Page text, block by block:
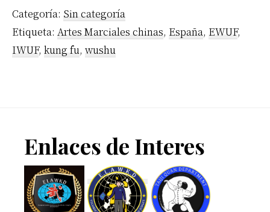
Categoría: Sin categoría
Etiqueta: Artes Marciales chinas, España, EWUF,
IWUF, kung fu, wushu
Footer
Enlaces de Interes